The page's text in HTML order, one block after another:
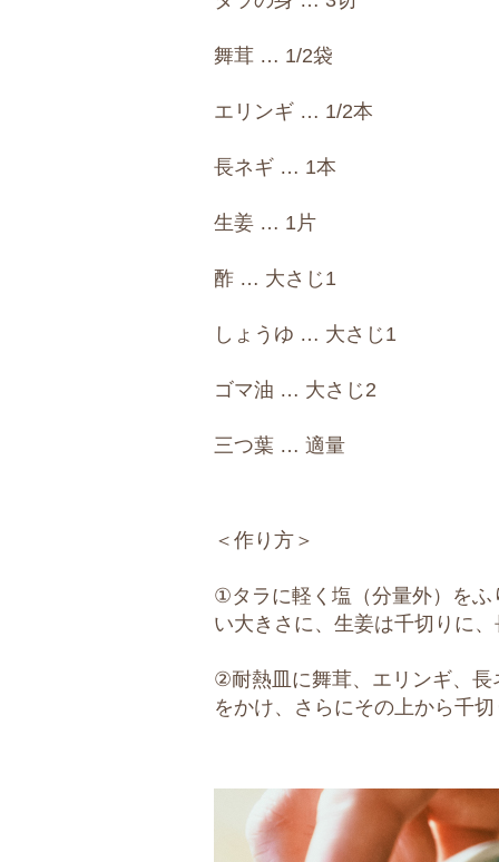
舞茸 … 1/2袋
エリンギ … 1/2本
長ネギ … 1本
生姜 … 1片
酢 … 大さじ1
しょうゆ … 大さじ1
ゴマ油 … 大さじ2
三つ葉 … 適量
＜作り方＞
①タラに軽く塩（分量外）をふ
い大きさに、生姜は千切りに
②耐熱皿に舞茸、エリンギ、長
をかけ、さらにその上から千